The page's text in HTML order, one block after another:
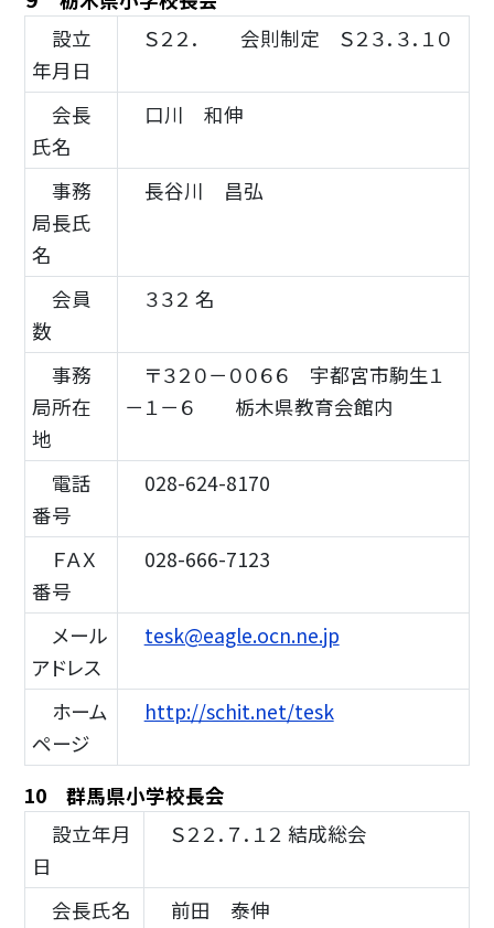
設立
年月日
Ｓ２２． 会則制定 Ｓ２３．３．１０
会長
氏名
口川 和伸
事務
局長氏
名
長谷川 昌弘
会員
数
３３２ 名
事務
局所在
地
〒３２０－００６６ 宇都宮市駒生１
－１－６ 栃木県教育会館内
電話
番号
028-624-8170
ＦＡＸ
番号
028-666-7123
メール
アドレス
tesk@eagle.ocn.ne.jp
ホーム
ページ
http://schit.net/tesk
10 群馬県小学校長会
設立年月
日
Ｓ２２．７．１２ 結成総会
会長氏名 前田 泰伸